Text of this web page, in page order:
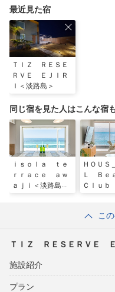
ふき飛ばそう
最近見た宿
ＴＩＺ ＲＥＳＥ
ＲＶＥ ＥＪＩＲ
Ｉ＜淡路島＞
同じ宿を見た人はこんな宿
ｉｓｏｌａ ｔｅ
ｒｒａｃｅ ａｗ
ａｊｉ＜淡路島＞
ＨＯＵＳ
Ｌ Ｂｅ
Ｃｌｕ
こ
ＴＩＺ ＲＥＳＥＲＶＥ Ｅ
施設紹介
プラン